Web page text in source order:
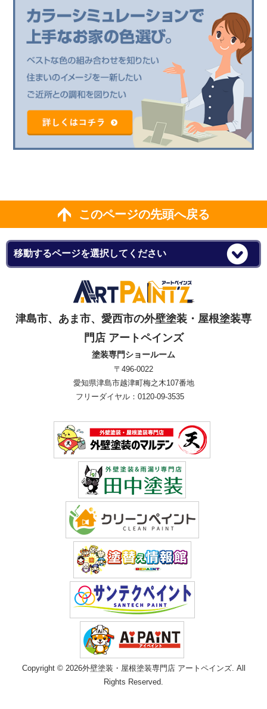
このページの先頭へ戻る
津島市、あま市、愛西市の外壁塗装・屋根塗装専
門店 アートペインズ
塗装専門ショールーム
〒496-0022
愛知県津島市越津町梅之木107番地
フリーダイヤル：0120-09-3535
Copyright © 2026外壁塗装・屋根塗装専門店 アートペインズ. All
Rights Reserved.